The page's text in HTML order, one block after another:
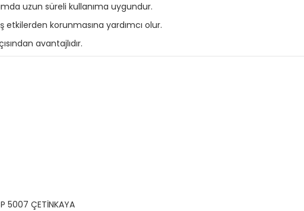
uzun süreli kullanıma uygundur.
etkilerden korunmasına yardımcı olur.
avantajlıdır.
5007 ÇETİNKAYA